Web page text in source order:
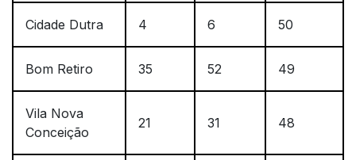
Cidade Dutra 4 6 50
Bom Retiro 35 52 49
Vila Nova
Conceição
21 31 48